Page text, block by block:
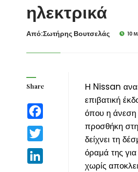
ηλεκτρικά
Από:Σωτήρης Βουτσελάς 10
Share
Facebook
Twitter
LinkedIn
Η Nissan
επιβατική
όπου η άνεση
προσθήκη
δείχνει τη
όραμά της
χωρίς